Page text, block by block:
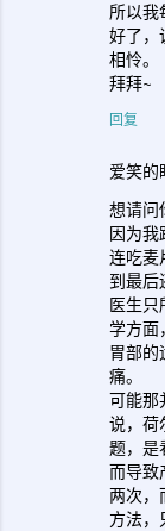
所以我
好了，
相怜。
拜拜~
回复
爱笑的
想请问
因为我
连吃麦
到最后
医生只
学方面
胃部的
痛。
可能那
说，荷
题，是
而导致
两次，
方法